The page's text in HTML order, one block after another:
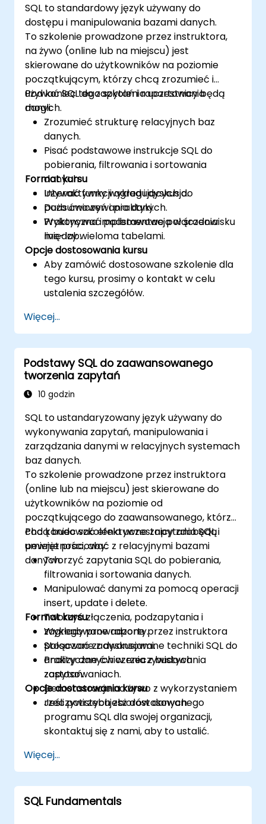
SQL to standardowy język używany do
dostępu i manipulowania bazami danych.
To szkolenie prowadzone przez instruktora,
na żywo (online lub na miejscu) jest
skierowane do użytkowników na poziomie
początkującym, którzy chcą zrozumieć i
używać SQL do zapytań i raportowania
danych.
Pod koniec tego szkolenia uczestnicy będą
mogli:
Zrozumieć strukturę relacyjnych baz
danych.
Pisać podstawowe instrukcje SQL do
pobierania, filtrowania i sortowania
danych.
Używać funkcji agregujących do
podsumowywania danych.
Wykonywać podstawowe połączenia
między wieloma tabelami.
Format kursu
Interaktywny wykład i dyskusja.
Dużo ćwiczeń i praktyki.
Praktyczna implementacja w środowisku
live-lab.
Opcje dostosowania kursu
Aby zamówić dostosowane szkolenie dla
tego kursu, prosimy o kontakt w celu
ustalenia szczegółów.
Więcej...
Podstawy SQL do zaawansowanego
tworzenia zapytań
10 godzin
SQL to ustandaryzowany język używany do
wykonywania zapytań, manipulowania i
zarządzania danymi w relacyjnych systemach
baz danych.
To szkolenie prowadzone przez instruktora
(online lub na miejscu) jest skierowane do
użytkowników na poziomie od
początkującego do zaawansowanego, którzy
chcą budować efektywne zapytania SQL i
pewnie pracować z relacyjnymi bazami
danych.
Pod koniec szkolenia uczestnicy zdobędą
umiejętności, aby:
Tworzyć zapytania SQL do pobierania,
filtrowania i sortowania danych.
Manipulować danymi za pomocą operacji
insert, update i delete.
Tworzyć złączenia, podzapytania i
zagregowane raporty.
Stosować zaawansowane techniki SQL do
analizy danych w rzeczywistych
zastosowaniach.
Format kursu
Wykłady prowadzone przez instruktora
połączone z dyskusjami.
Praktyczne ćwiczenia z budowania
zapytań.
Demonstracje na żywo z wykorzystaniem
rzeczywistych zbiorów danych.
Opcje dostosowania kursu
Jeśli potrzebujesz dostosowanego
programu SQL dla swojej organizacji,
skontaktuj się z nami, aby to ustalić.
Więcej...
SQL Fundamentals